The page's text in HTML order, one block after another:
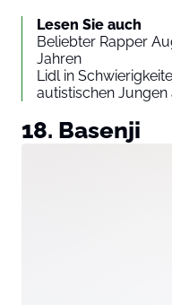
Lesen Sie auch
Beliebter Rapper
Jahren
Lidl in
autistischen
18. Basenji